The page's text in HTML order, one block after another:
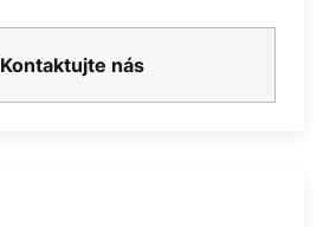
Kontaktujte nás